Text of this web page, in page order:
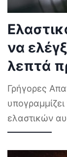
να
λεπτά
Γρήγορες
ελαστικών